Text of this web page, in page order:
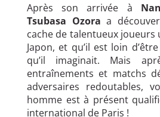
Après son arrivée à
Tsubasa Ozora a
cache de talentueux
Japon, et qu’il est loin
qu’il imaginait. Mais
entraînements et matchs
adversaires redoutables,
homme est à présent
international de Paris !